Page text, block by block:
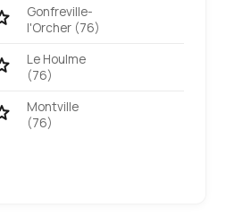
Gonfreville-
l'Orcher (76)
Le Houlme
(76)
Montville
(76)